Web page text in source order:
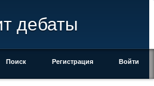
дебаты
Поиск Регистрация Войти